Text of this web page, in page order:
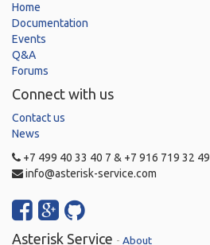
Home
Documentation
Events
Q&A
Forums
Connect with us
Contact us
News
+7 499 40 33 40 7 & +7 916 719 32 49
info@asterisk-service.com
Asterisk Service - About